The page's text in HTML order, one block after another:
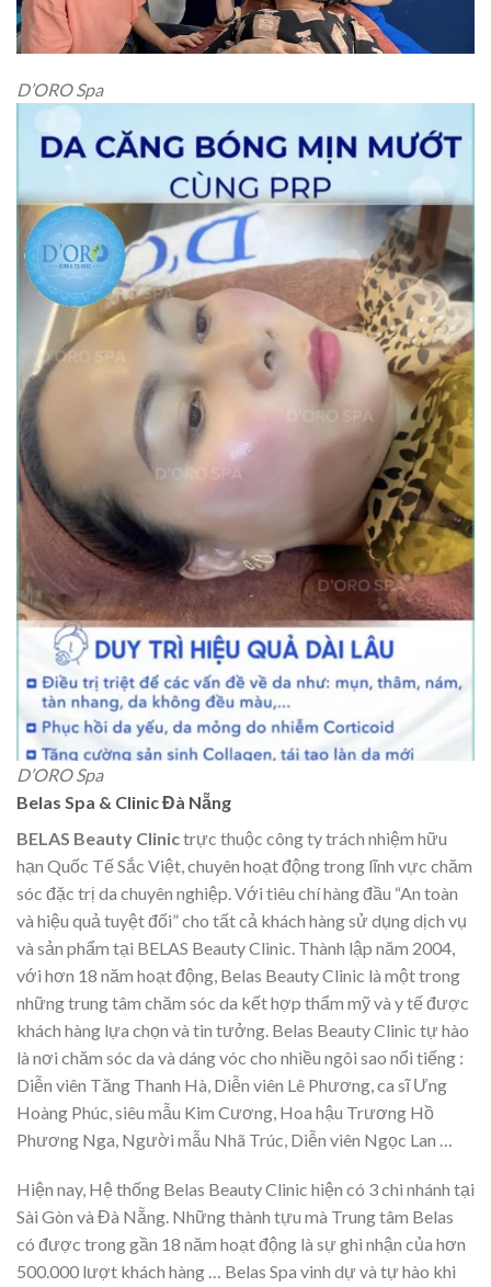
D’ORO Spa
D’ORO Spa
Belas Spa & Clinic Đà Nẵng
BELAS Beauty Clinictrực thuộc công ty trách nhiệm hữu
hạn Quốc Tế Sắc Việt, chuyên hoạt động trong lĩnh vực chăm
sóc đặc trị da chuyên nghiệp. Với tiêu chí hàng đầu “An toàn
và hiệu quả tuyệt đối” cho tất cả khách hàng sử dụng dịch vụ
và sản phẩm tại BELAS Beauty Clinic. Thành lập năm 2004,
với hơn 18 năm hoạt động, Belas Beauty Clinic là một trong
những trung tâm chăm sóc da kết hợp thẩm mỹ và y tế được
khách hàng lựa chọn và tin tưởng. Belas Beauty Clinic tự hào
là nơi chăm sóc da và dáng vóc cho nhiều ngôi sao nổi tiếng :
Diễn viên Tăng Thanh Hà, Diễn viên Lê Phương, ca sĩ Ưng
Hoàng Phúc, siêu mẫu Kim Cương, Hoa hậu Trương Hồ
Phương Nga, Người mẫu Nhã Trúc, Diễn viên Ngọc Lan …
Hiện nay, Hệ thống Belas Beauty Clinic hiện có 3 chi nhánh tại
Sài Gòn và Đà Nẵng. Những thành tựu mà Trung tâm Belas
có được trong gần 18 năm hoạt động là sự ghi nhận của hơn
500.000 lượt khách hàng … Belas Spa vinh dự và tự hào khi